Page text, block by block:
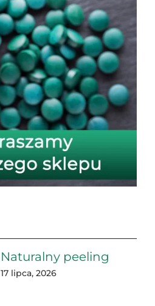
Naturalny peeling
17 lipca, 2026